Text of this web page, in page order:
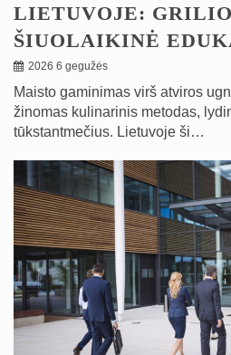
LIETUVOJE:
ŠIUOLAIKINĖ
2026 6 gegužės
Maisto gaminimas virš atviros
žinomas kulinarinis metodas,
tūkstantmečius. Lietuvoje ši…